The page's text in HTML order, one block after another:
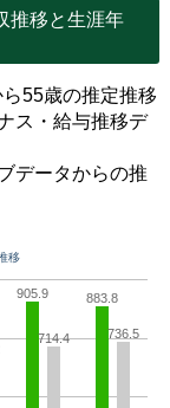
推移と生涯年
55歳の推定推移
ス・給与推移デ
データからの推
移
905.9 883.8
714.4 736.5